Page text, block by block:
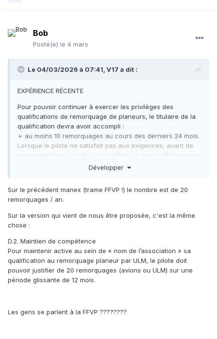
Bob
Posté(e) le 4 mars
Le 04/03/2026 à 07:41, V17 a dit :
EXPÉRIENCE RÉCENTE
Pour pouvoir continuer à exercer les privilèges des
qualifications de remorquage de planeurs, le titulaire de la
qualification devra avoir accompli :
➢ au moins 10 remorquages au cours des derniers 24 mois.
Lorsque le pilote ne satisfait pas aux exigences, avant de
reprendre l’exercice de ses privilèges, il devra effectuer les
remorquages manquants en présence d’un instructeur ou
Développer
Sur le précédent manex (trame FFVP !) le nombre est de 20
remorquages / an.
Sur la version qui vient de nous être proposée, c'est la même
chose :
D.2. Maintien de compétence
Pour maintenir active au sein de « nom de l’association » sa
qualification au remorquage planeur par ULM, le pilote doit
pouvoir justifier de 20 remorquages (avions ou ULM) sur une
période glissante de 12 mois.
Les gens se parlent à la FFVP ????????